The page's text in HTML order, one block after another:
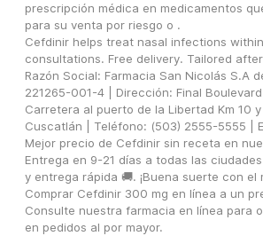
prescripción médica en medicamentos
para su venta por riesgo o .
Cefdinir helps treat nasal infections
consultations. Free delivery. Tailored
Razón Social: Farmacia San Nicolás S.A
221265-001-4 | Dirección: Final
Carretera al puerto de la Libertad Km 10
Cuscatlán | Teléfono: (503) 2555-5555 |
Mejor precio de Cefdinir sin receta en
Entrega en 9-21 días a todas las
y entrega rápida 🚚. ¡Buena suerte con el
Comprar Cefdinir 300 mg en línea a un
Consulte nuestra farmacia en línea para
en pedidos al por mayor.